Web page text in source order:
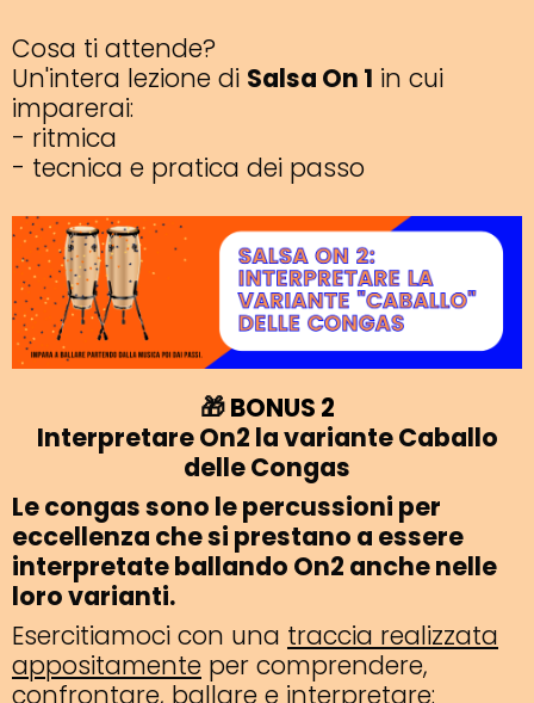
Cosa ti attende?
Un'intera lezione di Salsa On 1 in cui
imparerai:
- ritmica
- tecnica e pratica dei passo
🎁BONUS 2
Interpretare On2 la variante Caballo
delle Congas
Le congas sono le percussioni per
eccellenza che si prestano a essere
interpretate ballando On2 anche nelle
loro varianti.
Esercitiamoci con una traccia realizzata
appositamente per comprendere,
confrontare, ballare e interpretare: